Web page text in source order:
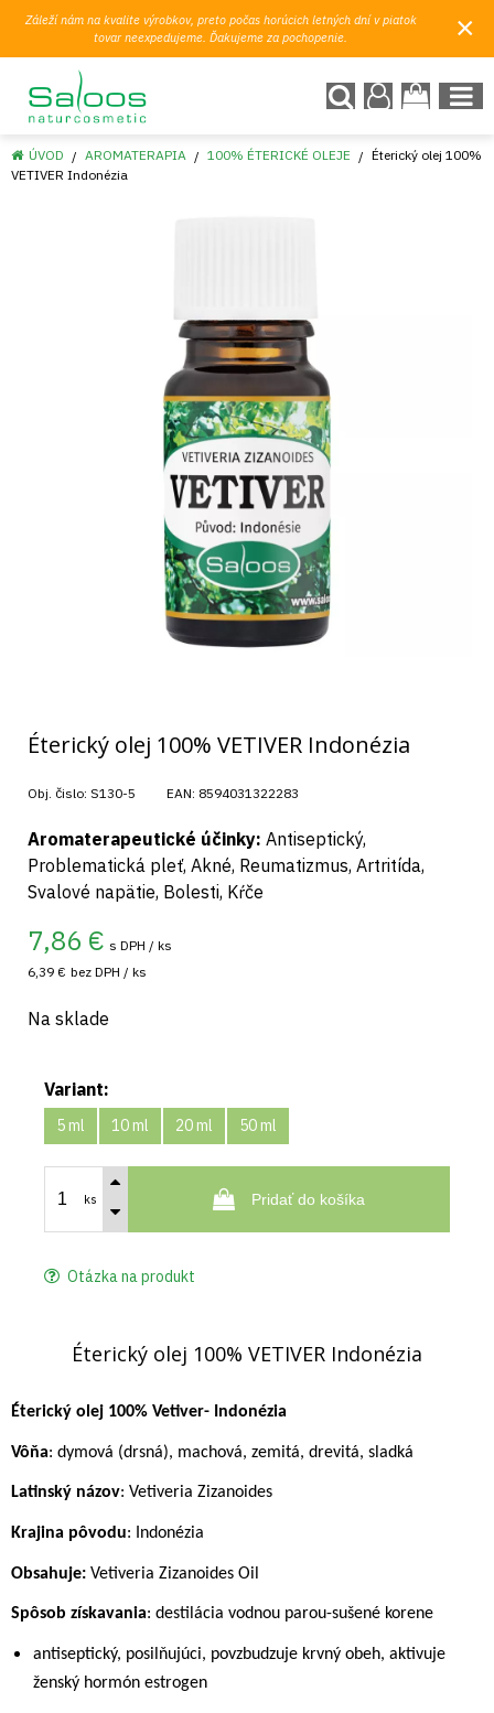
Záleží nám na kvalite výrobkov, preto počas horúcich letných dní v piatok
tovar neexpedujeme. Ďakujeme za pochopenie.
×
ÚVOD AROMATERAPIA 100% ÉTERICKÉ OLEJE
Éterický olej 100%
VETIVER Indonézia
Éterický olej 100% VETIVER Indonézia
Obj. čislo: S130-5 EAN: 8594031322283
Aromaterapeutické účinky: Antiseptický,
Problematická pleť, Akné, Reumatizmus, Artritída,
Svalové napätie, Bolesti, Kŕče
7,86 € s DPH / ks
6,39 € bez DPH / ks
Na sklade
Variant:
5 ml 10 ml 20 ml 50 ml
ks Pridať do košíka
Otázka na produkt
Éterický olej 100% VETIVER Indonézia
Éterický olej 100% Vetiver- Indonézia
Vôňa: dymová (drsná), machová, zemitá, drevitá, sladká
Latinský názov: Vetiveria Zizanoides
Krajina pôvodu: Indonézia
Obsahuje: Vetiveria Zizanoides Oil
Spôsob získavania: destilácia vodnou parou-sušené korene
antiseptický, posilňujúci, povzbudzuje krvný obeh, aktivuje
ženský hormón estrogen